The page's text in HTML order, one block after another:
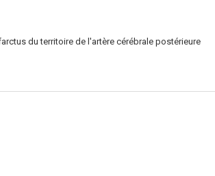
du territoire de l'artère cérébrale postérieure